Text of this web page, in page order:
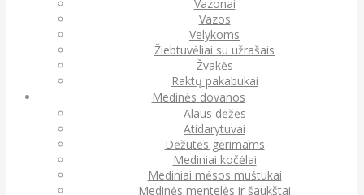
Vazonai
Vazos
Velykoms
Žiebtuvėliai su užrašais
Žvakės
Raktų pakabukai
Medinės dovanos
Alaus dėžės
Atidarytuvai
Dėžutės gėrimams
Mediniai kočėlai
Mediniai mėsos muštukai
Medinės mentelės ir šaukštai